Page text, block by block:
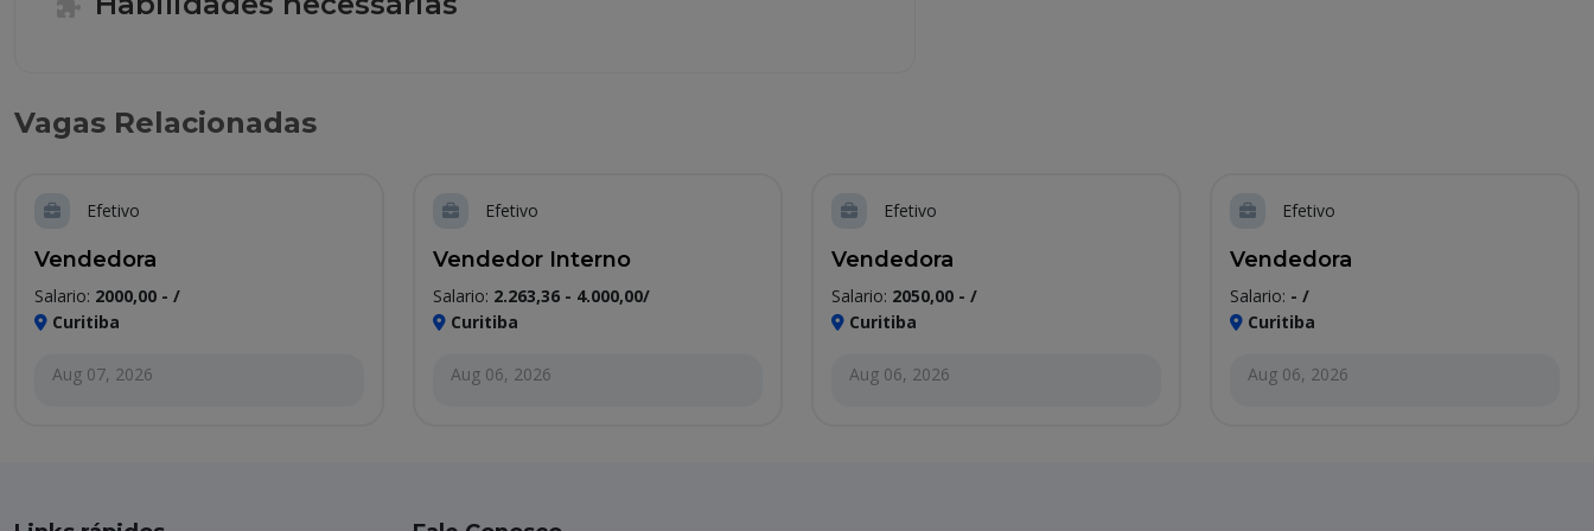
Vagas Relacionadas
Efetivo
Vendedora
Salario: 2000,00 - /
Curitiba
Aug 07, 2026
Efetivo
Vendedor Interno
Salario: 2.263,36 - 4.000,00/
Curitiba
Aug 06, 2026
Efetivo
Vendedora
Salario: 2050,00 - /
Curitiba
Aug 06, 2026
Efetivo
Vendedora
Salario: - /
Curitiba
Aug 06, 2026